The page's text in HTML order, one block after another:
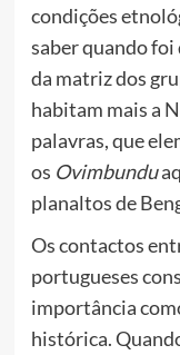
condições
saber quando foi
da matriz dos
habitam mais a
palavras, que
os Ovimbundu
planaltos de
Os contactos
portugueses
importância
histórica.